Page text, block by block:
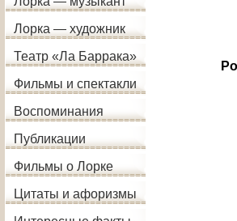
Лорка — художник
Театр «Ла Баррака»
Фильмы и спектакли
Воспоминания
Публикации
Фильмы о Лорке
Цитаты и афоризмы